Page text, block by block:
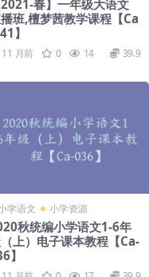
2021-春】一年级大语文
班,檀梦茜教学课程【Ca
】
11 月前 0 14 39.9
学语文 小学资源
秋统编小学语文1-6年
上）电子课本教程【Ca-
】